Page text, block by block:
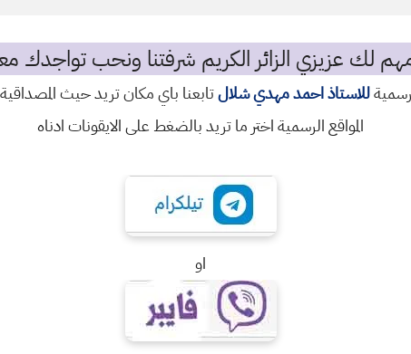
لك عزيزي الزائر الكريم شرفتنا ونحب تواجدك
للاستاذ احمد مهدي شلالتابعنا باي مكان تريد حيث
المواقع الرسمية اختر ما تريد بالضغط على الايقونات ادناه
او